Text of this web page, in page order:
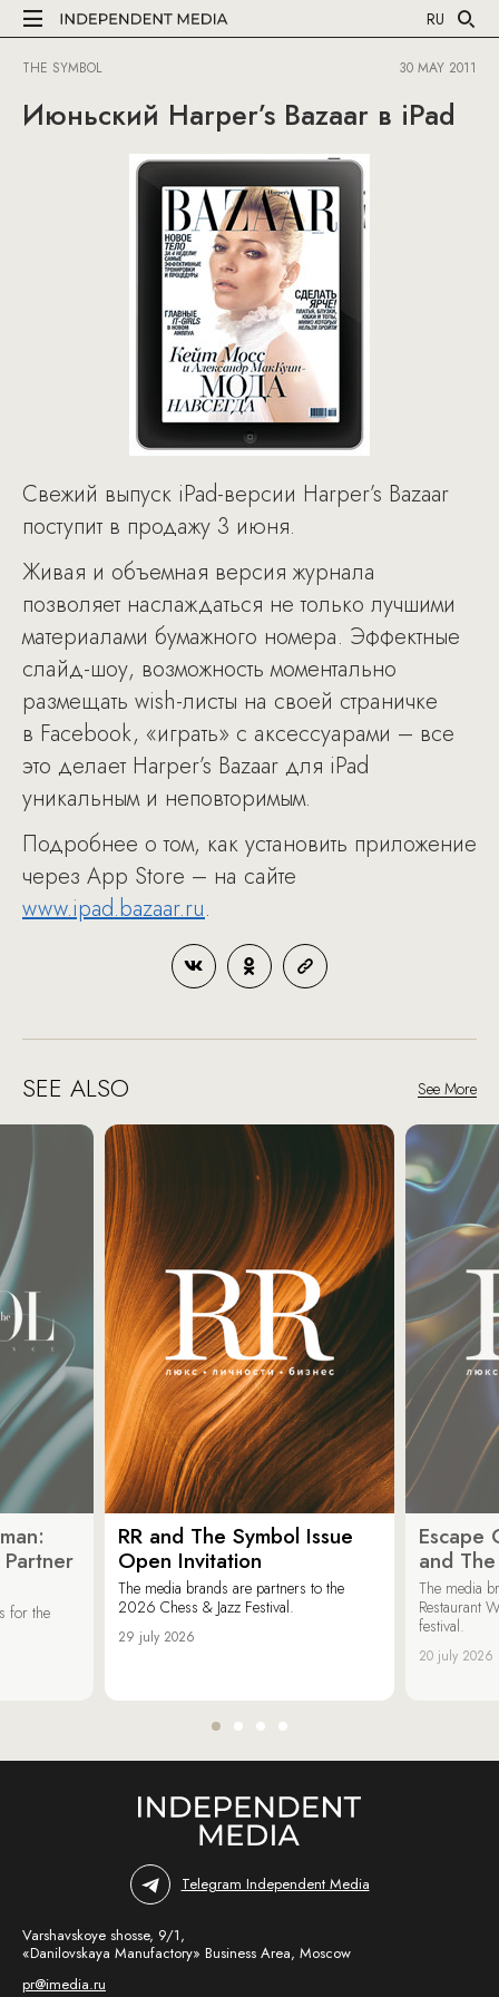
RU
THE SYMBOL 30 MAY 2011
Июньский Harper’s Bazaar в iPad
Cвежий выпуск iPad-версии Harper’s Bazaar
поступит в продажу 3 июня.
Живая и объемная версия журнала
позволяет наслаждаться не только лучшими
материалами бумажного номера. Эффектные
слайд-шоу, возможность моментально
размещать wish-листы на своей страничке
в Facebook, «играть» с аксессуарами – все
это делает Harper’s Bazaar для iPad
уникальным и неповторимым.
Подробнее о том, как установить приложение
через App Store – на сайте
www.ipad.bazaar.ru.
SEE ALSO See More
Partner
for the
RR and The Symbol Issue
Open Invitation
The media brands are partners to the
2026 Chess & Jazz Festival.
29 july 2026
Escape
and
The media
Restaurant
festival.
20 july 2026
Telegram Independent Media
Varshavskoye shosse, 9/1,
«Danilovskaya Manufactory» Business Area, Moscow
pr@imedia.ru